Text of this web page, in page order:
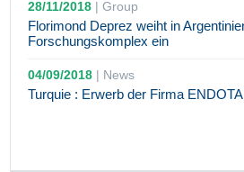
28/11/2018 |Group
Florimond Deprez weiht in
Forschungskomplex ein
04/09/2018 | News
Turquie : Erwerb der Firma